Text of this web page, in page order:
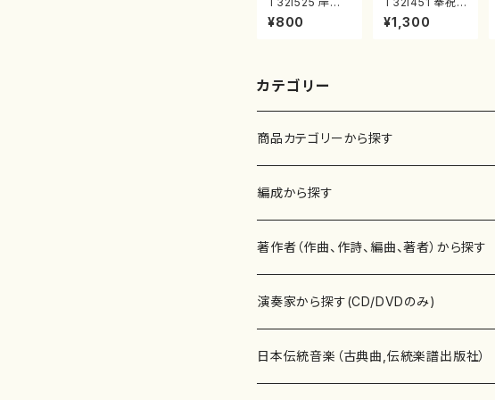
に立ちて（尺八/
初代 中村双葉/
¥800
合奏曲（尺八/久
本玄智/楽譜）都
¥1,300
カテゴリー
商品カテゴリーから探す
楽譜
書籍
書籍
テキストブック
CD・DVD
チケット
編成から探す
邦楽器
箏・琴（ソロ）
箏・琴（合奏）
合唱
混声合唱
歌・声
著作者（作曲、作詩、編曲、著者）から探す
あ行
青木省三(アオキ ショウゾウ)
か行
演奏家から探す(CD/DVDのみ)
邦楽（箏、三味線、尺八等）演奏家
日本伝統音楽（古典曲,伝統楽譜出版社）